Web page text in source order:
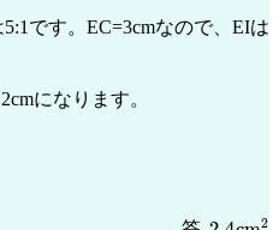
です。EC=3cmなので、EIは
になります。
答 2.4 2